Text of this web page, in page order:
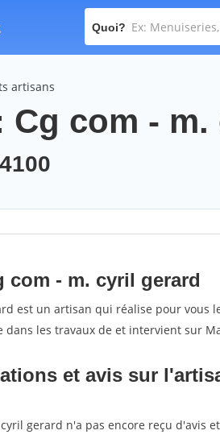
Quoi?
artisans
Cg com -
com - m. cyril gerard
est un artisan qui réalise pour vous
dans les travaux de et intervient sur
et avis sur
gerard n'a pas encore reçu d'avis